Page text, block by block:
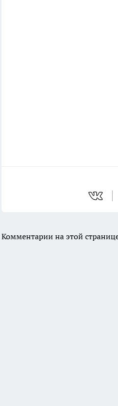
Комментарии на этой